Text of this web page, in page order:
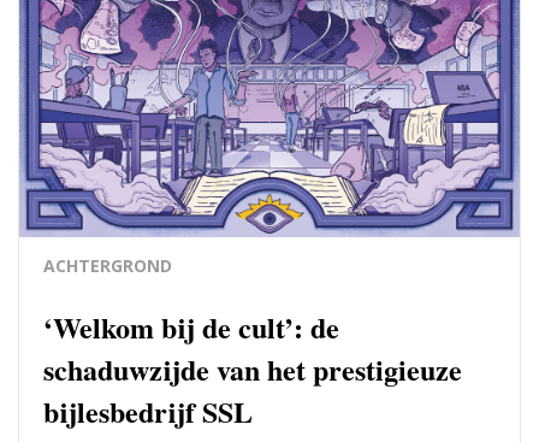
ACHTERGROND
‘Welkom bij de cult’: de
schaduwzijde van het prestigieuze
bijlesbedrijf SSL